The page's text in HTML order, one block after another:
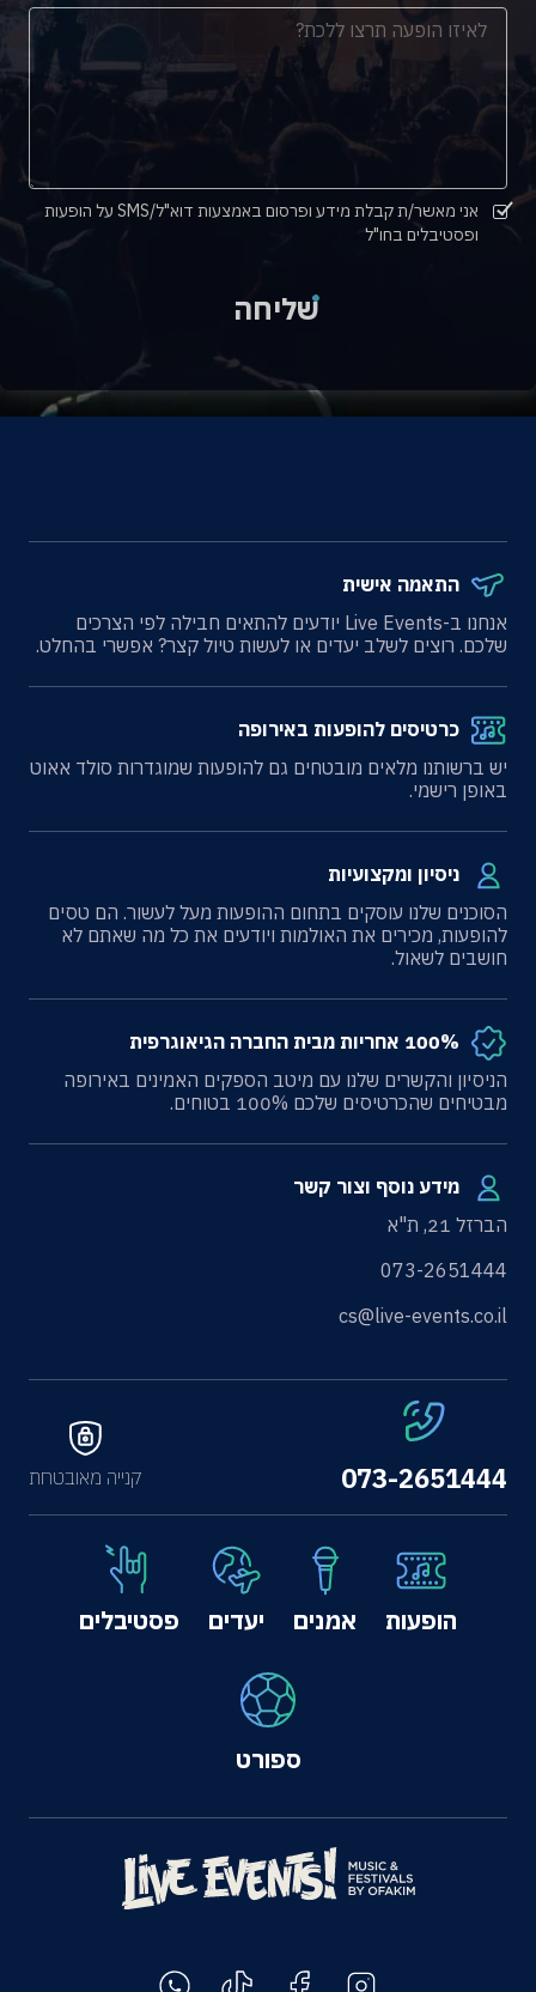
אני מאשר/ת קבלת מידע ופרסום באמצעות דוא"ל/SMS על הופעות
ופסטיבלים בחו"ל
שליחה
התאמה אישית
אנחנו ב-Live Events יודעים להתאים חבילה לפי הצרכים
שלכם. רוצים לשלב יעדים או לעשות טיול קצר? אפשרי בהחלט.
כרטיסים להופעות באירופה
יש ברשותנו מלאים מובטחים גם להופעות שמוגדרות סולד אאוט
באופן רישמי.
ניסיון ומקצועיות
הסוכנים שלנו עוסקים בתחום ההופעות מעל לעשור. הם טסים
להופעות, מכירים את האולמות ויודעים את כל מה שאתם לא
חושבים לשאול.
100% אחריות מבית החברה הגיאוגרפית
הניסיון והקשרים שלנו עם מיטב הספקים האמינים באירופה
מבטיחים שהכרטיסים שלכם 100% בטוחים.
מידע נוסף וצור קשר
הברזל 21, ת"א
073-2651444
cs@live-events.co.il
073-2651444
הופעות אמנים יעדים פסטיבלים
ספורט
קנייה מאובטחת